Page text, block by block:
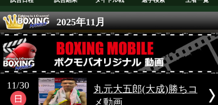
試合日程 試合結果 タイトル戦 選手検索
2025年11月